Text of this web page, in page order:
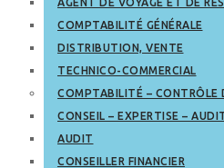
COMPTABILITÉ GÉNÉRALE
DISTRIBUTION, VENTE
TECHNICO-COMMERCIAL
COMPTABILITÉ – CONTRÔLE
CONSEIL – EXPERTISE –
AUDIT
CONSEILLER FINANCIER